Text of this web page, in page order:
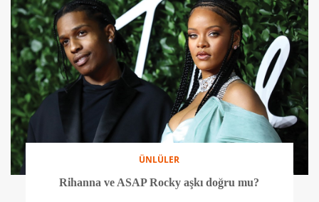
ÜNLÜLER
Rihanna ve ASAP Rocky aşkı doğru mu?